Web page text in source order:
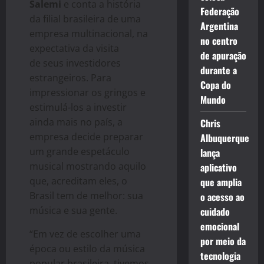
Salemi e conta a história
da filial brasileira de uma
empresa multinacional, na
expectativa da visita
de seus investidores
estrangeiros. Para
impressionar os gringos e
estimulá-los a investir
ainda mais no país, a
empresa decide preparar
um grande espetáculo
musical mostrando aquilo
que, acreditam eles, o
Brasil tem de melhor: sua
música e sua gente.
“Em vez de escolher uma
época ou estilo da música
Federação
Argentina
no centro
de apuração
durante a
Copa do
Mundo
Chris
Albuquerque
lança
aplicativo
que amplia
o acesso ao
cuidado
emocional
por meio da
tecnologia